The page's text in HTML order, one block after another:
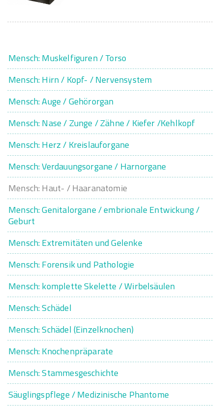
Mensch: Muskelfiguren / Torso
Mensch: Hirn / Kopf- / Nervensystem
Mensch: Auge / Gehörorgan
Mensch: Nase / Zunge / Zähne / Kiefer /Kehlkopf
Mensch: Herz / Kreislauforgane
Mensch: Verdauungsorgane / Harnorgane
Mensch: Haut- / Haaranatomie
Mensch: Genitalorgane / embrionale Entwickung /
Geburt
Mensch: Extremitäten und Gelenke
Mensch: Forensik und Pathologie
Mensch: komplette Skelette / Wirbelsäulen
Mensch: Schädel
Mensch: Schädel (Einzelknochen)
Mensch: Knochenpräparate
Mensch: Stammesgeschichte
Säuglingspflege / Medizinische Phantome